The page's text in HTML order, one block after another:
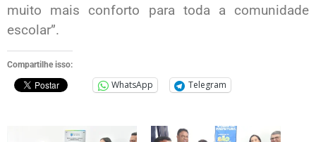
muito mais conforto para toda a comunidade
escolar”.
Compartilhe isso:
WhatsApp Telegram